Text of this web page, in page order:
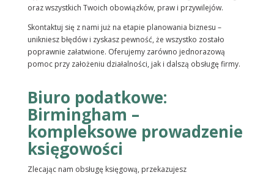
oraz wszystkich Twoich obowiązków, praw i przywilejów.
Skontaktuj się z nami już na etapie planowania biznesu –
unikniesz błędów i zyskasz pewność, że wszystko zostało
poprawnie załatwione. Oferujemy zarówno jednorazową
pomoc przy założeniu działalności, jak i dalszą obsługę firmy.
Biuro podatkowe:
Birmingham –
kompleksowe prowadzenie
księgowości
Zlecając nam obsługę księgową, przekazujesz